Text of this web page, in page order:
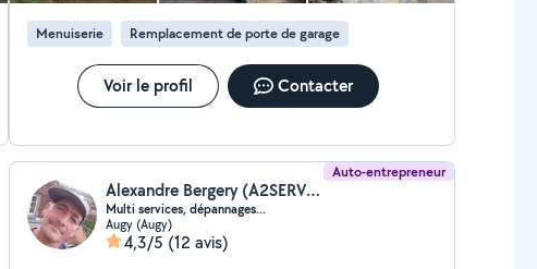
Menuiserie Remplacement de porte de garage
Voir le profil Contacter
Auto-entrepreneur
Alexandre Bergery (A2SERVICES)
Multi services, dépannages...
Augy (Augy)
4,3/5 (12 avis)